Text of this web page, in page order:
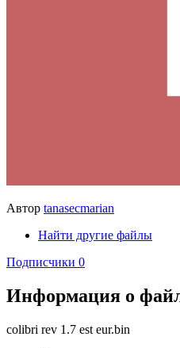
Автор tanasecmarian
Найти другие файлы
Подписчики 0
Информация о
colibri rev 1.7 est eur.bin